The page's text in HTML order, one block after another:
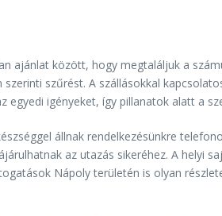
ajánlat között, hogy megtaláljuk a
szűrést. A szállásokkal
igényeket, így pillanatok alatt a
állnak rendelkezésünkre
az utazás sikeréhez. A helyi
Nápoly területén is olyan